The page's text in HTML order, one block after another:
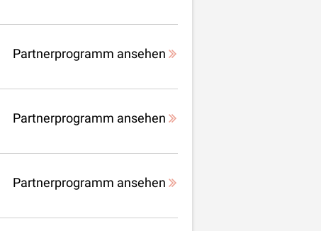
Partnerprogramm ansehen
Partnerprogramm ansehen
Partnerprogramm ansehen